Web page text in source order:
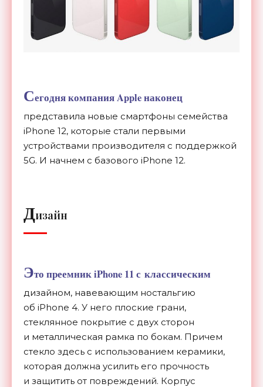
Сегодня компания Apple наконец
представила новые смартфоны семейства
iPhone 12, которые стали первыми
устройствами производителя с поддержкой
5G. И начнем с базового iPhone 12.
Дизайн
Это преемник iPhone 11 с классическим
дизайном, навевающим ностальгию
об iPhone 4. У него плоские грани,
стеклянное покрытие с двух сторон
и металлическая рамка по бокам. Причем
стекло здесь с использованием керамики,
которая должна усилить его прочность
и защитить от повреждений. Корпус